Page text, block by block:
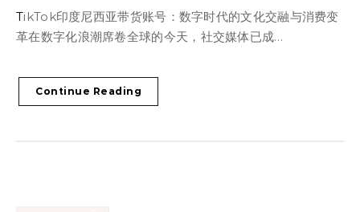
TikTok印度尼西亚带货账号：数字时代的文化交融与消费变
革在数字化浪潮席卷全球的今天，社交媒体已成…
Continue Reading